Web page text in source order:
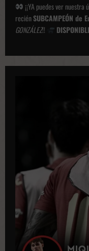
¡¡YA puedes ver nuestra
reciénSUBCAMPEÓN de
GONZÁLEZ!!